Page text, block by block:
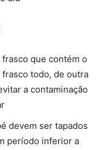
que contém o
todo, de outra
a contaminação
devem ser tapados
período inferior a